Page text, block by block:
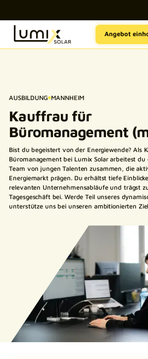
Angebot
AUSBILDUNG MANNHEIM
Kauffrau für
Büromanagement
Bist du begeistert von der Energiewende? Als
Büromanagement bei Lumix Solar arbeitest du
Team von jungen Talenten zusammen, die
Energiemarkt prägen. Du erhältst tiefe
relevanten Unternehmensabläufe und trägst
Tagesgeschäft bei. Werde Teil unseres
unterstütze uns bei unseren ambitionierten